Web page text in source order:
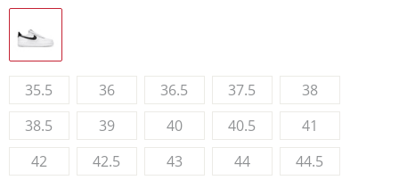
35.5 36 36.5 37.5
38
38.5
39 40 40.5
41
42
42.5 43 44 44.5